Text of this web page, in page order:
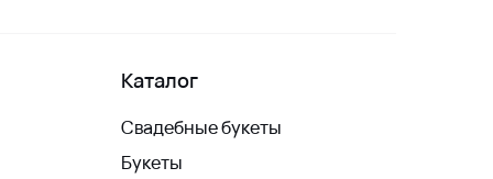
Каталог
Свадебные букеты
Букеты